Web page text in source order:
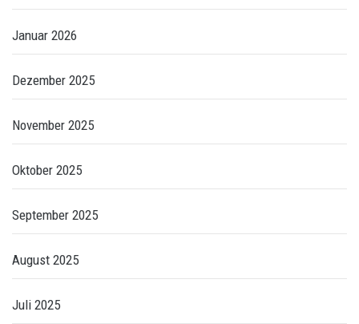
Januar 2026
Dezember 2025
November 2025
Oktober 2025
September 2025
August 2025
Juli 2025